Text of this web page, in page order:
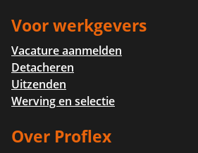
Voor werkgevers
Vacature aanmelden
Detacheren
Uitzenden
Werving en selectie
Over Proflex